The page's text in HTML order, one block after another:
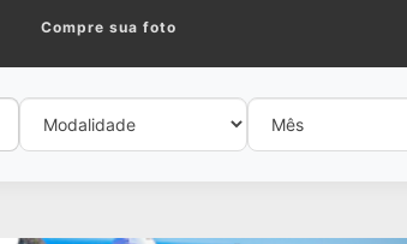
Compre sua foto